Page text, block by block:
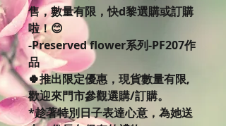
售，數量有限，快d黎選購或訂購
啦！😊
-Preserved flower系列-PF207作
品
🍀推出限定優惠，現貨數量有限,
歡迎來門市參觀選購/訂購。
*趁著特別日子表達心意，為她送